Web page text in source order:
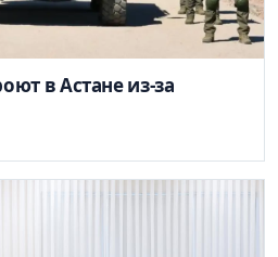
в Астане из-за